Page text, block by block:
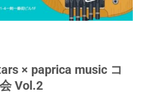
× paprica music コ
Vol.2